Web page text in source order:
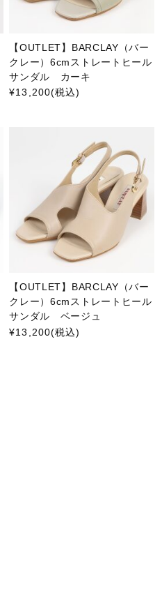
【OUTLET】BARCLAY（バー
クレー）6cmストレートヒール
サンダル カーキ
¥13,200(税込)
【OUTLET】BARCLAY（バー
クレー）6cmストレートヒール
サンダル ベージュ
¥13,200(税込)